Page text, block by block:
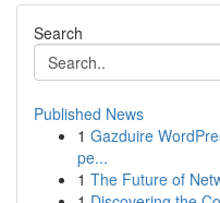
Search
Published News
1 Gazduire
pe...
1 The Future of